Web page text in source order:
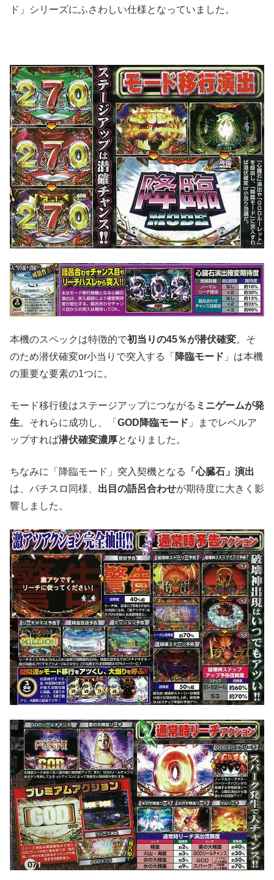
ド」シリーズにふさわしい仕様となっていました。
本機のスペックは特徴的で初当りの45％が潜伏確変。そ
のため潜伏確変or小当りで突入する「 降臨モード 」は本機
の重要な要素の1つに。
モード移行後はステージアップにつながる ミニゲームが発
生。それらに成功し、「 GOD降臨モード 」までレベルア
ップすれば潜伏確変濃厚となりました。
ちなみに「降臨モード」突入契機となる
「心臓石」演出
は、パチスロ同様、 出目の語呂合わせが期待度に大きく影
響しました。